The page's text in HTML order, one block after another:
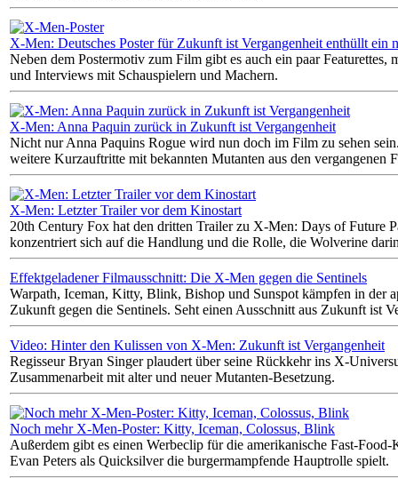
X-Men: Deutsches Poster für Zukunft ist Vergangenheit enthüllt ein
Neben dem Postermotiv zum Film gibt es auch ein paar Featurettes,
und Interviews mit Schauspielern und Machern.
X-Men: Anna Paquin zurück in Zukunft ist Vergangenheit
Nicht nur Anna Paquins Rogue wird nun doch im Film zu sehen
weitere Kurzauftritte mit bekannten Mutanten aus den vergangenen
X-Men: Letzter Trailer vor dem Kinostart
20th Century Fox hat den dritten Trailer zu X-Men: Days of Future
konzentriert sich auf die Handlung und die Rolle, die Wolverine
Effektgeladener Filmausschnitt: Die X-Men gegen die Sentinels
Warpath, Iceman, Kitty, Blink, Bishop und Sunspot kämpfen in der
Zukunft gegen die Sentinels. Seht einen Ausschnitt aus Zukunft ist
Video: Hinter den Kulissen von X-Men: Zukunft ist Vergangenheit
Regisseur Bryan Singer plaudert über seine Rückkehr ins X-
Zusammenarbeit mit alter und neuer Mutanten-Besetzung.
Noch mehr X-Men-Poster: Kitty, Iceman, Colossus, Blink
Außerdem gibt es einen Werbeclip für die amerikanische Fast-Food-
Evan Peters als Quicksilver die burgermampfende Hauptrolle spielt.